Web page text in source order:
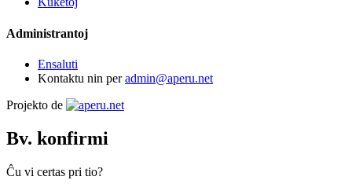
Administrantoj
Ensaluti
Kontaktu nin peradmin@aperu.net
Projekto de
Bv. konfirmi
Ĉu vi certas pri tio?